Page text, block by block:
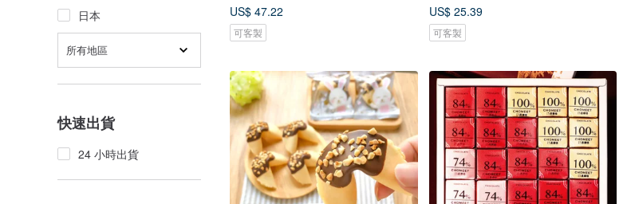
日本
所有地區
快速出貨
24 小時出貨
US$ 47.22
可客製
US$ 25.39
可客製